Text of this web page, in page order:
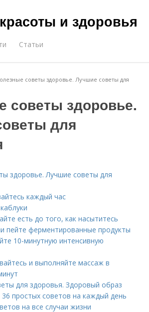
и здоровья
Статьи
советы здоровье. Лучшие советы для
советы здоровье.
для
здоровье. Лучшие советы для
каждый час
есть до того, как насытитесь
пейте ферментированные продукты
10-минутную интенсивную
и выполняйте массаж в
для здоровья. Здоровый образ
простых советов на каждый день
на все случаи жизни